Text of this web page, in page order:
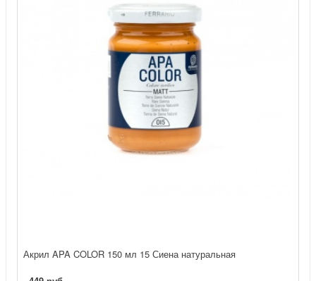
Акрил APA COLOR 150 мл 15 Сиена натуральная